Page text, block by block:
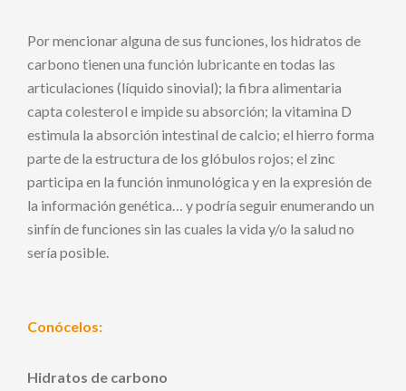
Por mencionar alguna de sus funciones, los hidratos de
carbono tienen una función lubricante en todas las
articulaciones (líquido sinovial); la fibra alimentaria
capta colesterol e impide su absorción; la vitamina D
estimula la absorción intestinal de calcio; el hierro forma
parte de la estructura de los glóbulos rojos; el zinc
participa en la función inmunológica y en la expresión de
la información genética… y podría seguir enumerando un
sinfín de funciones sin las cuales la vida y/o la salud no
sería posible.
Conócelos:
Hidratos de carbono